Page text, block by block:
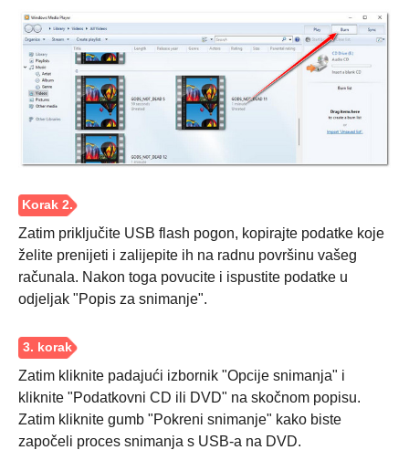
Zatim priključite USB flash pogon, kopirajte podatke koje
želite prenijeti i zalijepite ih na radnu površinu vašeg
računala. Nakon toga povucite i ispustite podatke u
odjeljak "Popis za snimanje".
Zatim kliknite padajući izbornik "Opcije snimanja" i
kliknite "Podatkovni CD ili DVD" na skočnom popisu.
Zatim kliknite gumb "Pokreni snimanje" kako biste
započeli proces snimanja s USB-a na DVD.